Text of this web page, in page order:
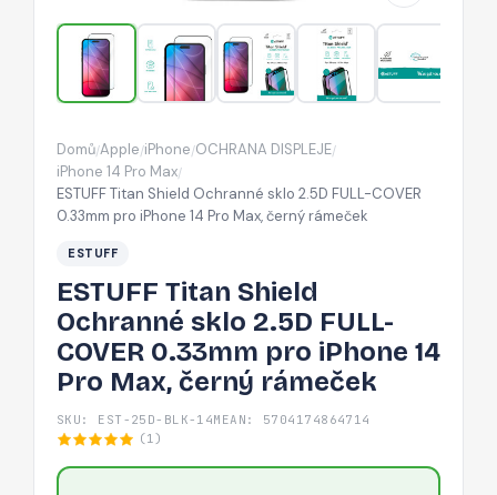
FULL-
COVER
0.33mm
pro
Pro
Max,
rámeček
Domů/Apple/iPhone/OCHRANA DISPLEJE/
iPhone 14 Pro Max/
ESTUFF Titan Shield Ochranné sklo 2.5D FULL-COVER
0.33mm pro iPhone 14 Pro Max, černý rámeček
ESTUFF
ESTUFF Titan Shield
Ochranné sklo 2.5D FULL-
COVER 0.33mm pro iPhone 14
Pro Max, černý rámeček
SKU: EST-25D-BLK-14M EAN: 5704174864714
(1)